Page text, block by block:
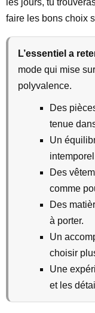
les jours, tu
faire les bons choix
L’essentiel a
mode qui mise
polyvalence.
Des
tenue
Un
Des
comme
Des
à porter.
Un
choisir
Une
et les